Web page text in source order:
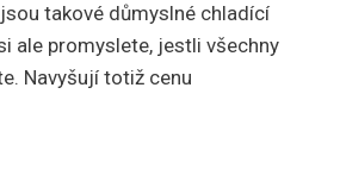
takové důmyslné chladící
ale promyslete, jestli všechny
Navyšují totiž cenu